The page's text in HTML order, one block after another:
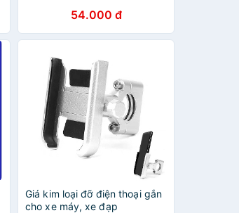
54.000 đ
Giá kim loại đỡ điện thoại gắn
cho xe máy, xe đạp